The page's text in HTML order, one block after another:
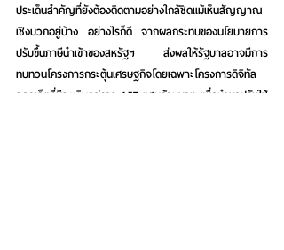
ประเด็นสำคัญที่ยังต้องติดตามอย่างใกล้ชิดแม้เห็นสัญญาณ
เชิงบวกอยู่บ้าง อย่างไรก็ดี จากผลกระทบของนโยบายการ
ปรับขึ้นภาษีนำเข้าของสหรัฐฯ ส่งผลให้รัฐบาลอาจมีการ
ทบทวนโครงการกระตุ้นเศรษฐกิจโดยเฉพาะโครงการดิจิทัล
วอลเล็ตที่มีวงเงินอยู่ราว 1.57 แสนล้านบาท เพื่อนำมาปรับใช้